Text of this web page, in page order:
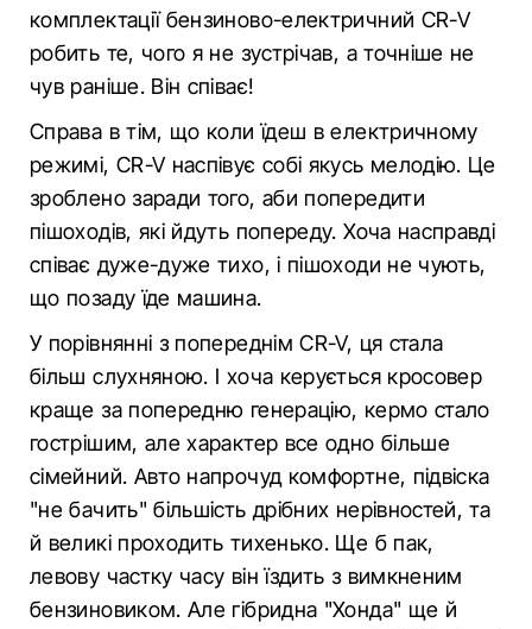
комплектації бензиново-електричний CR-V
робить те, чого я не зустрічав, а точніше не
чув раніше. Він співає!
Справа в тім, що коли їдеш в електричному
режимі, CR-V наспівує собі якусь мелодію. Це
зроблено заради того, аби попередити
пішоходів, які йдуть попереду. Хоча насправді
співає дуже-дуже тихо, і пішоходи не чують,
що позаду їде машина.
У порівнянні з попереднім CR-V, ця стала
більш слухняною. І хоча керується кросовер
краще за попередню генерацію, кермо стало
гострішим, але характер все одно більше
сімейний. Авто напрочуд комфортне, підвіска
"не бачить" більшість дрібних нерівностей, та
й великі проходить тихенько. Ще б пак,
левову частку часу він їздить з вимкненим
бензиновиком. Але гібридна "Хонда" ще й